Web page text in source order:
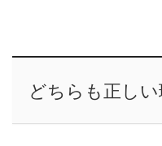
どちらも正しい